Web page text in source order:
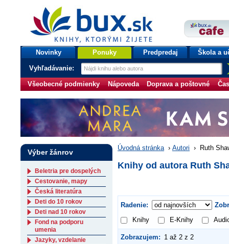
bux.sk
knihy, ktorými žijete
Úvodná stránka
Novinky Ponuky Predpredaj Škola a
Vyhľadávanie:
Všeobecné podmienky Nápoveda Doprava a poštovné
Úvodná stránka › Autori › Ruth
Knihy od autora Ruth
Radenie:
Knihy
E-Knihy
Zobrazujem: 1 až 2 z 2
Výber žánrov
Beletria pre dospelých
Cestovanie, mapy
Česká literatúra
Deti do 10 rokov
Deti nad 10 rokov
Fond na podporu
umenia
Jazyky, vzdelanie